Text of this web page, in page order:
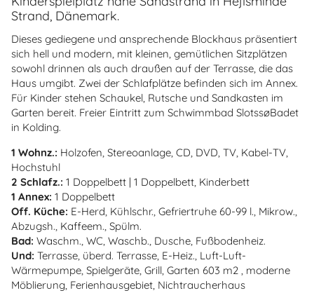
Strand, Dänemark.
Dieses gediegene und ansprechende Blockhaus präsentiert
sich hell und modern, mit kleinen, gemütlichen Sitzplätzen
sowohl drinnen als auch draußen auf der Terrasse, die das
Haus umgibt. Zwei der Schlafplätze befinden sich im Annex.
Für Kinder stehen Schaukel, Rutsche und Sandkasten im
Garten bereit. Freier Eintritt zum Schwimmbad SlotssøBadet
in Kolding.
1 Wohnz.: Holzofen, Stereoanlage, CD, DVD, TV, Kabel-TV,
Hochstuhl
2 Schlafz.: 1 Doppelbett | 1 Doppelbett, Kinderbett
1 Annex: 1 Doppelbett
Off. Küche: E-Herd, Kühlschr., Gefriertruhe 60-99 l., Mikrow.,
Abzugsh., Kaffeem., Spülm.
Bad: Waschm., WC, Waschb., Dusche, Fußbodenheiz.
Und: Terrasse, überd. Terrasse, E-Heiz., Luft-Luft-
Wärmepumpe, Spielgeräte, Grill, Garten 603 m2 , moderne
Möblierung, Ferienhausgebiet, Nichtraucherhaus